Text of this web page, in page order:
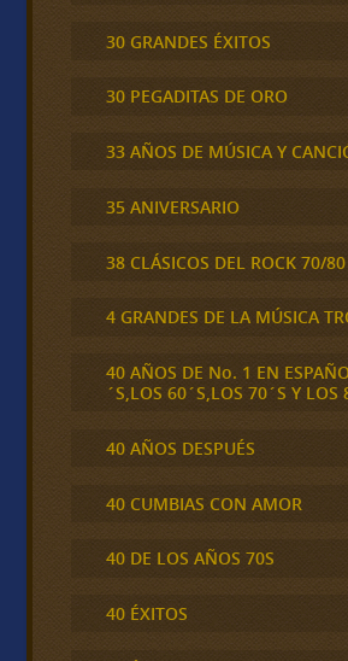
30 GRANDES ÉXITOS
30 PEGADITAS DE ORO
33 AÑOS DE MÚSICA Y
35 ANIVERSARIO
38 CLÁSICOS DEL ROCK 70/
4 GRANDES DE LA MÚSICA
40 AÑOS DE No. 1 EN
´S,LOS 60´S,LOS 70´S Y LOS
40 AÑOS DESPUÉS
40 CUMBIAS CON AMOR
40 DE LOS AÑOS 70S
40 ÉXITOS